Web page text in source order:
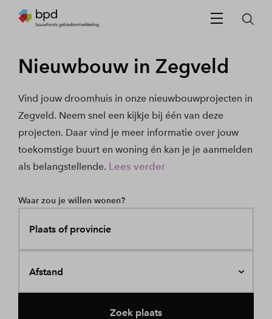
Nieuwbouw in Zegveld
Vind jouw droomhuis in onze nieuwbouwprojecten in
Zegveld. Neem snel een kijkje bij één van deze
projecten. Daar vind je meer informatie over jouw
toekomstige buurt en woning én kan je je aanmelden
als belangstellende. Lees verder
Waar zou je willen wonen?
Plaats of provincie
Afstand
Zoek plaats